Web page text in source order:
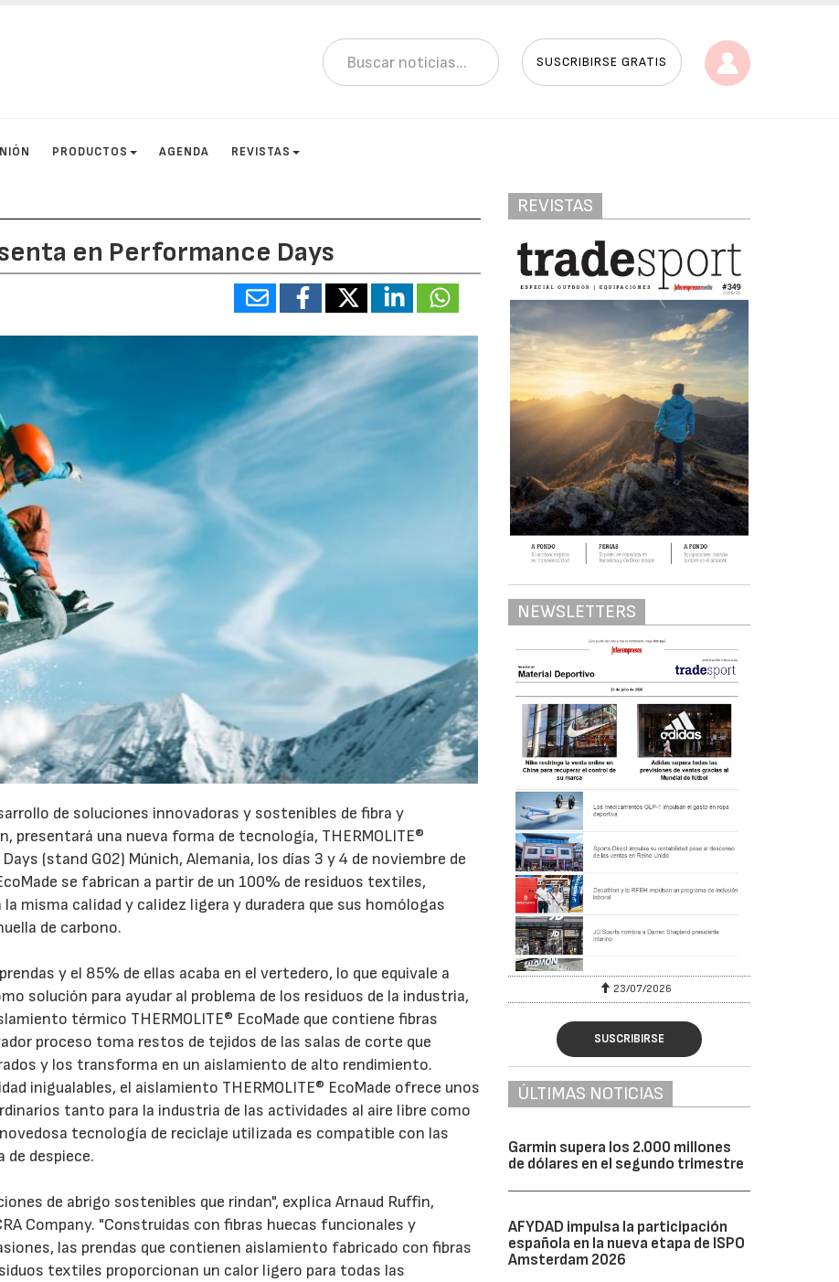
SUSCRIBIRSE GRATIS
PRODUCTOS AGENDA REVISTAS
en Performance Days
de soluciones innovadoras y sostenibles de fibra y
presentará una nueva forma de tecnología, THERMOLITE®
(stand G02) Múnich, Alemania, los días 3 y 4 de noviembre de
se fabrican a partir de un 100% de residuos textiles,
misma calidad y calidez ligera y duradera que sus homólogas
de carbono.
y el 85% de ellas acaba en el vertedero, lo que equivale a
solución para ayudar al problema de los residuos de la industria,
térmico THERMOLITE® EcoMade que contiene fibras
proceso toma restos de tejidos de las salas de corte que
y los transforma en un aislamiento de alto rendimiento.
inigualables, el aislamiento THERMOLITE® EcoMade ofrece unos
tanto para la industria de las actividades al aire libre como
tecnología de reciclaje utilizada es compatible con las
de despiece.
de abrigo sostenibles que rindan", explica Arnaud Ruffin,
Company. "Construidas con fibras huecas funcionales y
las prendas que contienen aislamiento fabricado con fibras
textiles proporcionan un calor ligero para todas las
REVISTAS
NEWSLETTERS
23/07/2026 30/07/2026 23/07/2026
SUSCRIBIRSE
ÚLTIMAS NOTICIAS
Garmin supera los 2.000 millones
de dólares en el segundo trimestre
AFYDAD impulsa la participación
española en la nueva etapa de ISPO
Amsterdam 2026